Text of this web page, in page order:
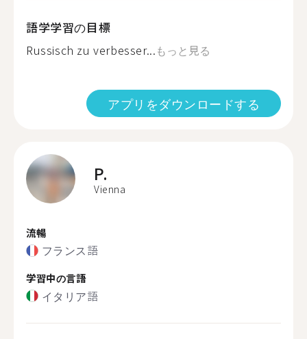
語学学習の目標
Russisch zu verbesser...もっと見る
アプリをダウンロードする
P.
Vienna
流暢
フランス語
学習中の言語
イタリア語